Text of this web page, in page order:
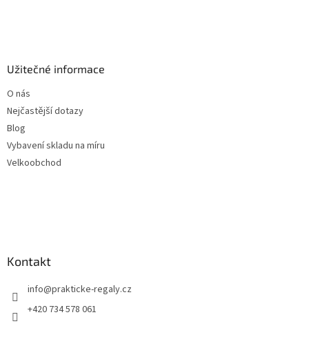
Užitečné informace
O nás
Nejčastější dotazy
Blog
Vybavení skladu na míru
Velkoobchod
Kontakt
info@prakticke-regaly.cz
+420 734 578 061